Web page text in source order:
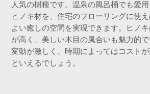
人気の樹種です。温泉の風呂桶でも愛
ヒノキ材を、住宅のフローリングに使
よい癒しの空間を実現できます。ヒノ
が高く、美しい木目の風合いも魅力的
変動が激しく、時期によってはコスト
といえるでしょう。